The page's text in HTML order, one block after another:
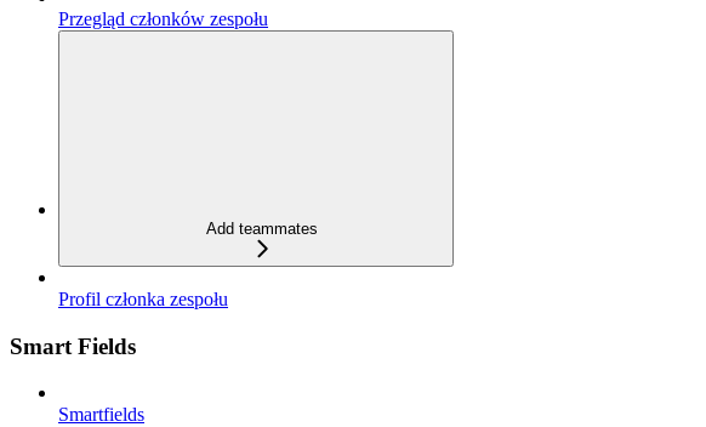
Przegląd członków zespołu
Add teammates
Profil członka zespołu
Smart Fields
Smartfields